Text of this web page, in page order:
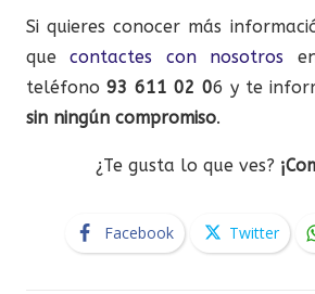
Si quieres conocer más
quecontactes con nosotros
teléfono 93 611 02 06 y te
sin ningún compromiso.
¿Te gusta lo que ves?
Facebook Twitter